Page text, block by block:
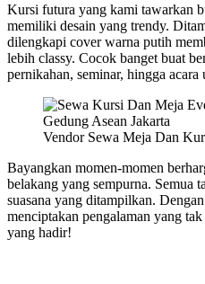
Kursi futura yang kami tawarkan
memiliki desain yang trendy.
dilengkapi cover warna putih
lebih classy. Cocok banget buat
pernikahan, seminar, hingga acara
Vendor Sewa Meja Dan
Bayangkan momen-momen
belakang yang sempurna. Semua
suasana yang ditampilkan.
menciptakan pengalaman yang
yang hadir!